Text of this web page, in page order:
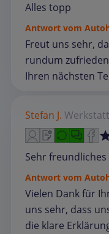
Alles topp
Antwort vom
Freut uns sehr,
rundum
Ihren nächsten
Stefan J. Werkstatt
Sehr
Antwort vom
Vielen Dank für
uns sehr, dass
die klare